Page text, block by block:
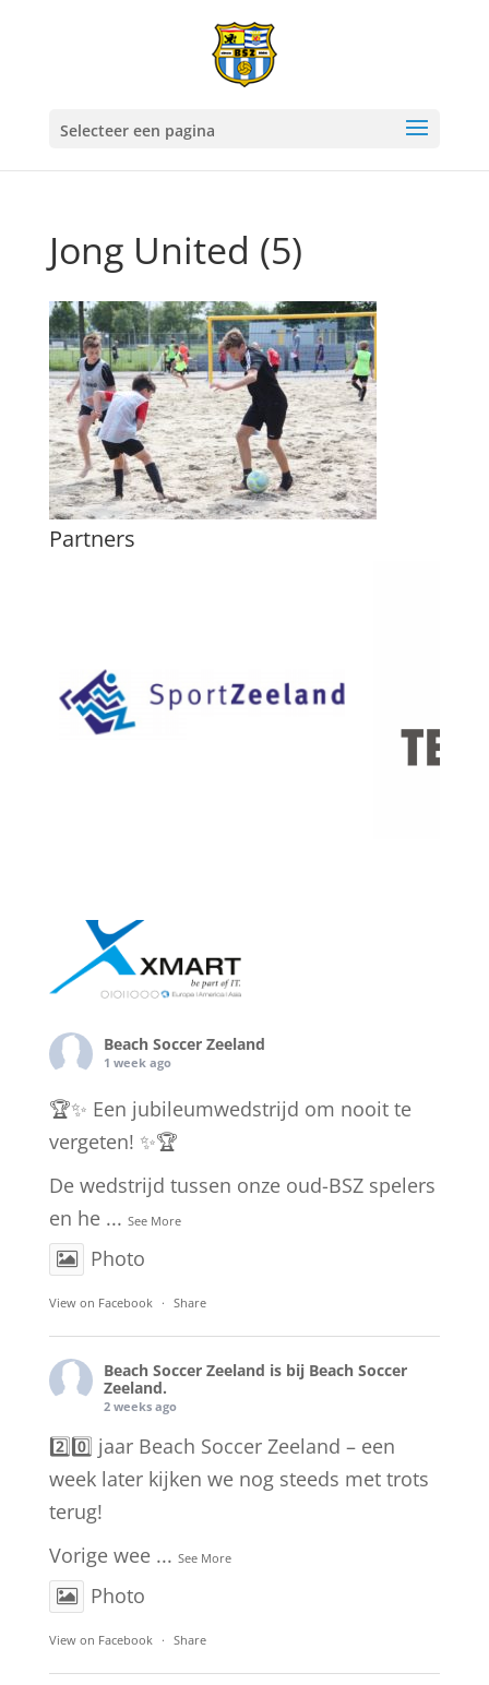
Selecteer een pagina
Jong United (5)
Partners
Beach Soccer Zeeland
1 week ago
🏆✨ Een jubileumwedstrijd om nooit te
vergeten! ✨🏆
De wedstrijd tussen onze oud-BSZ spelers
en he ... See More
Photo
View on Facebook · Share
Beach Soccer Zeeland is bij Beach Soccer
Zeeland.
2 weeks ago
2️⃣0️⃣ jaar Beach Soccer Zeeland – een
week later kijken we nog steeds met trots
terug!
Vorige wee ... See More
Photo
View on Facebook · Share